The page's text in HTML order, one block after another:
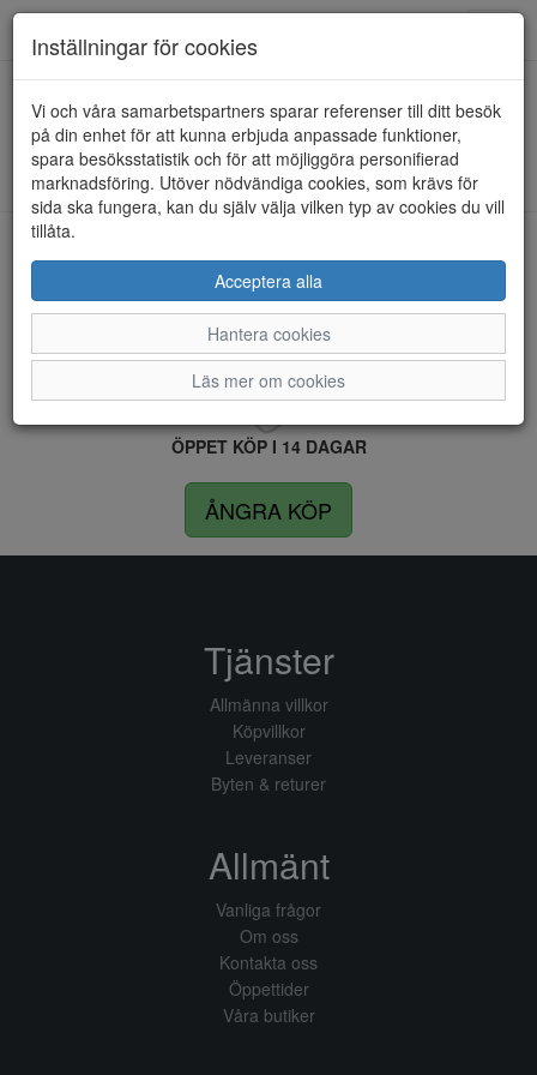
HEM RIEKER
Kunde inte hitta några artiklar...
LEVERANS INOM 4 DAGAR INOM SVERIGE
FRI FRAKT VID KÖP ÖVER 1.500 KR
ÖPPET KÖP I 14 DAGAR
ÅNGRA KÖP
Inställningar för cookies
Vi och våra samarbetspartners sparar referenser till ditt besök
på din enhet för att kunna erbjuda anpassade funktioner,
spara besöksstatistik och för att möjliggöra personifierad
marknadsföring. Utöver nödvändiga cookies, som krävs för
sida ska fungera, kan du själv välja vilken typ av cookies du vill
tillåta.
Acceptera alla
Hantera cookies
Läs mer om cookies
Tjänster
Allmänna villkor
Köpvillkor
Leveranser
Byten & returer
Allmänt
Vanliga frågor
Om oss
Kontakta oss
Öppettider
Våra butiker